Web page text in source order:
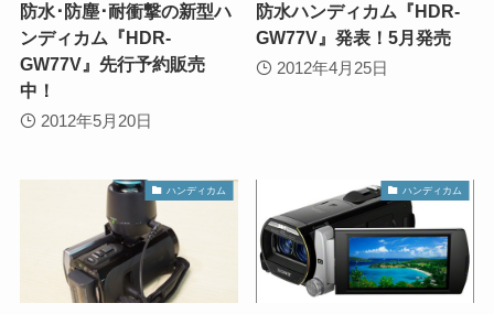
防水･防塵･耐衝撃の新型ハ
ンディカム『HDR-
GW77V』先行予約販売
中！
2012年5月20日
防水ハンディカム『HDR-
GW77V』発表！5月発売
2012年4月25日
ハンディカム ハンディカム